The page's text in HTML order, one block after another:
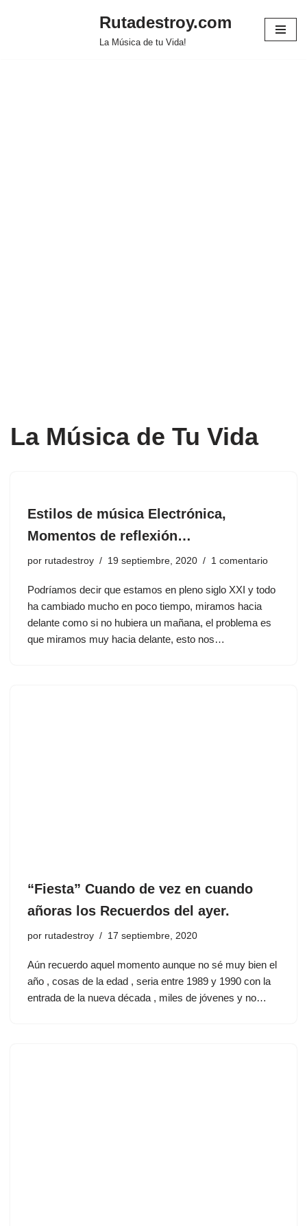
Rutadestroy.com
La Música de tu Vida!
La Música de Tu Vida
Estilos de música Electrónica,
Momentos de reflexión…
por rutadestroy 19 septiembre, 2020 1 comentario
Podríamos decir que estamos en pleno siglo XXI y todo
ha cambiado mucho en poco tiempo, miramos hacia
delante como si no hubiera un mañana, el problema es
que miramos muy hacia delante, esto nos…
“Fiesta” Cuando de vez en cuando
añoras los Recuerdos del ayer.
por rutadestroy 17 septiembre, 2020
Aún recuerdo aquel momento aunque no sé muy bien el
año , cosas de la edad , seria entre 1989 y 1990 con la
entrada de la nueva década , miles de jóvenes y no…